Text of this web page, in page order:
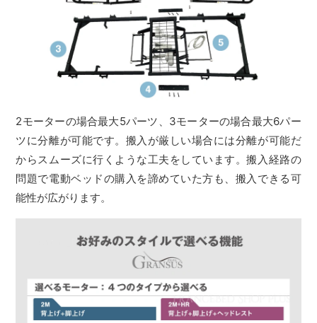
2モーターの場合最大5パーツ、3モーターの場合最大6パー
ツに分離が可能です。搬入が厳しい場合には分離が可能だ
からスムーズに行くような工夫をしています。搬入経路の
問題で電動ベッドの購入を諦めていた方も、搬入できる可
能性が広がります。